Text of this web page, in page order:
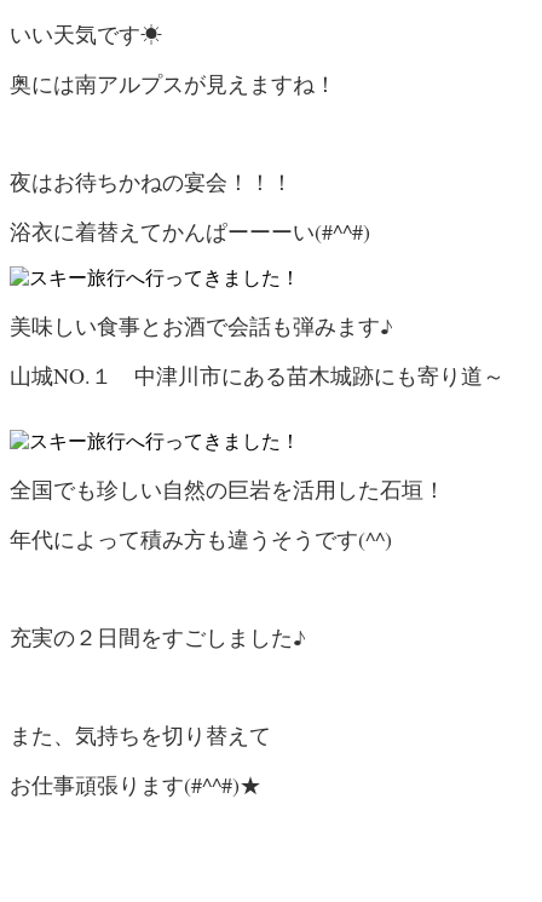
いい天気です☀
奥には南アルプスが見えますね！
夜はお待ちかねの宴会！！！
浴衣に着替えてかんぱーーーい(#^^#)
美味しい食事とお酒で会話も弾みます♪
山城NO.１ 中津川市にある苗木城跡にも寄り道～
全国でも珍しい自然の巨岩を活用した石垣！
年代によって積み方も違うそうです(^^)
充実の２日間をすごしました♪
また、気持ちを切り替えて
お仕事頑張ります(#^^#)★